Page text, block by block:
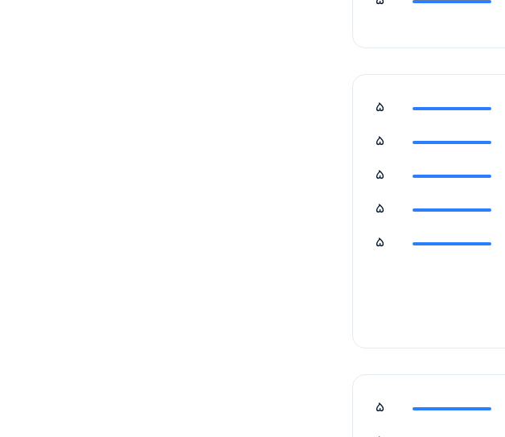
5
5
5
5
5
5